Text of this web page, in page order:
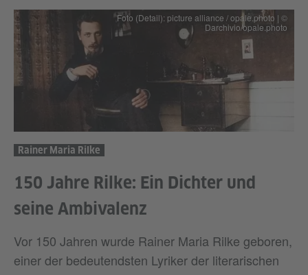
Rainer Maria Rilke
150 Jahre Rilke: Ein Dichter und
seine Ambivalenz
Vor 150 Jahren wurde Rainer Maria Rilke geboren,
einer der bedeutendsten Lyriker der literarischen
Foto (Detail): picture alliance / opale.photo | ©
Darchivio/opale.photo